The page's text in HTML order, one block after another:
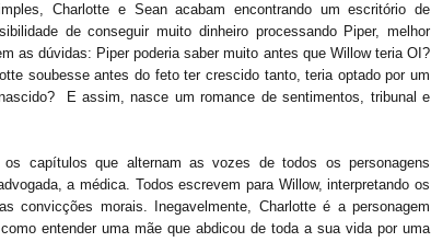
Charlotte e Sean acabam encontrando um escritório de
de conseguir muito dinheiro processando Piper, melhor
as dúvidas: Piper poderia saber muito antes que Willow teria OI?
soubesse antes do feto ter crescido tanto, teria optado por um
E assim, nasce um romance de sentimentos, tribunal e
capítulos que alternam as vozes de todos os personagens
a médica. Todos escrevem para Willow, interpretando os
convicções morais. Inegavelmente, Charlotte é a personagem
entender uma mãe que abdicou de toda a sua vida por uma